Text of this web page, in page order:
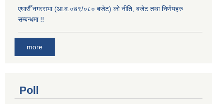
एघारौँ नगरसभा (आ.व.०७९/०८० बजेट) को नीति, बजेट तथा निर्णयहरु
सम्बन्धमा !!
more
Poll